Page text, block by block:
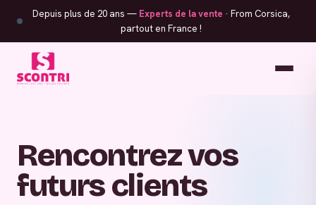
Depuis plus de 20 ans — Experts de la vente · From Corsica,
partout en France !
Rencontrez vos
futurs clients